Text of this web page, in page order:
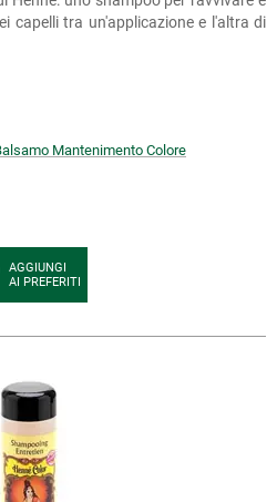
capelli tra un'applicazione e l'altra di
Mantenimento Colore
AGGIUNGI
AI PREFERITI